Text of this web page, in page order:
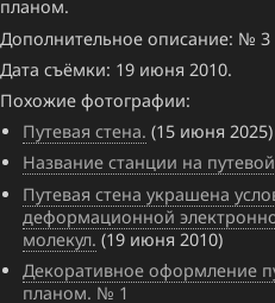
планом.
Дополнительное описание: № 3
Дата съёмки: 19 июня 2010.
Похожие фотографии:
Путевая стена. (15 июня 2025)
Название станции на
Путевая стена украшена
деформационной
молекул. (19 июня 2010)
Декоративное оформление
планом. № 1